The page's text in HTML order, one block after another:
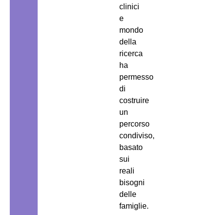
clinici
e
mondo
della
ricerca
ha
permesso
di
costruire
un
percorso
condiviso,
basato
sui
reali
bisogni
delle
famiglie.